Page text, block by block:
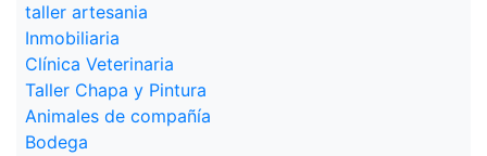
taller artesania
Inmobiliaria
Clínica Veterinaria
Taller Chapa y Pintura
Animales de compañía
Bodega